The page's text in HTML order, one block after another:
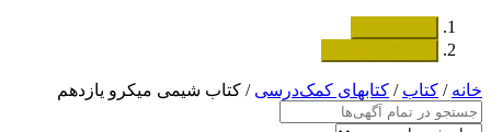
خانه/ کتاب/ کتابهای کمک‌درسی / کتاب شیمی میکرو یازدهم